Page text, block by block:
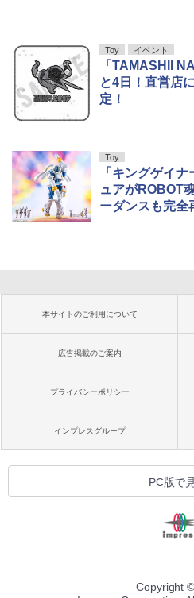
Toy イベント
「TAMASHII
と4日！直営店
定！
Toy
「キングゲイ
ュアがROBOT
ーダンスも完全
本サイトのご利用について
広告掲載のご案内
プライバシーポリシー
インプレスグループ
PC版で
Copyright